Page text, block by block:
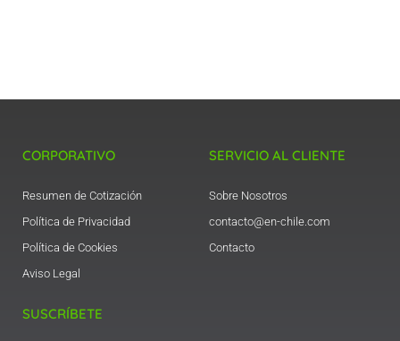
CORPORATIVO
Resumen de Cotización
Política de Privacidad
Política de Cookies
Aviso Legal
SERVICIO AL CLIENTE
Sobre Nosotros
contacto@en-chile.com
Contacto
SUSCRÍBETE